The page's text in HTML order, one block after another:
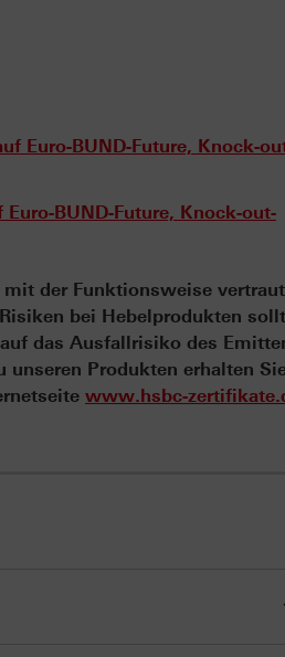
Euro-BUND-Future, Knock-
BUND-Future, Knock-out-
der Funktionsweise vertraut
bei Hebelprodukten
das Ausfallrisiko des
Produkten erhalten
www.hsbc-